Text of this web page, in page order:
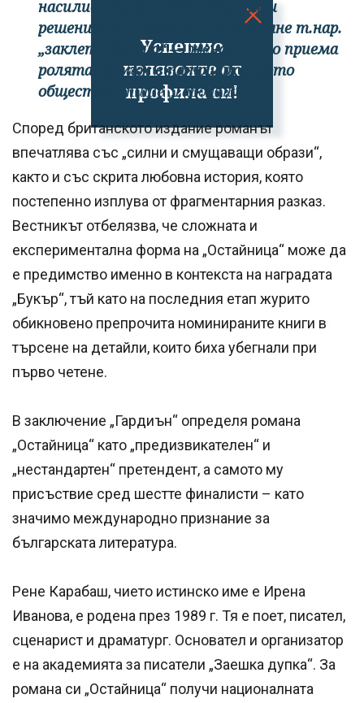
Успешно
излязохте от
профила си!
насилие, социално отхвърляне и
решението на героинята да стане т.нар.
„заклета девица“ — жена, която приема
ролята на мъж в патриархалното
общество
“, пише „Гардиън“.
Според британското издание романът
впечатлява със „силни и смущаващи образи“,
както и със скрита любовна история, която
постепенно изплува от фрагментарния разказ.
Вестникът отбелязва, че сложната и
експериментална форма на „Остайница“ може да
е предимство именно в контекста на наградата
„Букър“, тъй като на последния етап журито
обикновено препрочита номинираните книги в
търсене на детайли, които биха убегнали при
първо четене.
В заключение „Гардиън“ определя романа
„Остайница“ като „предизвикателен“ и
„нестандартен“ претендент, а самото му
присъствие сред шестте финалисти – като
значимо международно признание за
българската литература.
Рене Карабаш, чието истинско име е Ирена
Иванова, е родена през 1989 г. Тя е поет, писател,
сценарист и драматург. Основател и организатор
е на академията за писатели „Заешка дупка“. За
романа си „Остайница“ получи националната